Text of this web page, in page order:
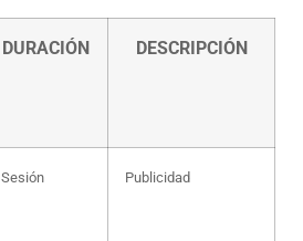
DURACIÓN DESCRIPCIÓN
Sesión Publicidad